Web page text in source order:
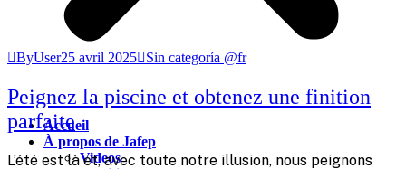
Accueil
À propos de Jafep
Videos
ByUser25 avril 2025 Sin categoría @fr
Peignez la piscine et obtenez une finition
parfaite
L’été est là et, avec toute notre illusion, nous peignons